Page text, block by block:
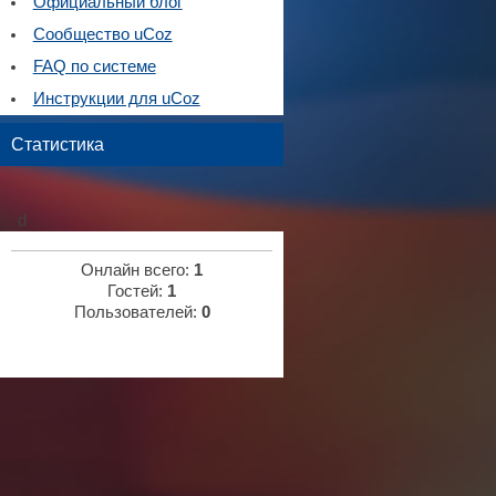
Сообщество uCoz
FAQ по системе
Инструкции для uCoz
Статистика
d
Онлайн всего: 1
Гостей: 1
Пользователей: 0